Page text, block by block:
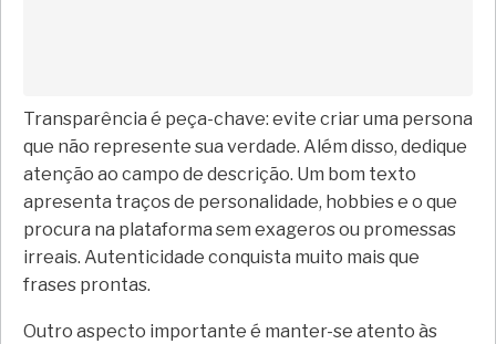
Transparência é peça-chave: evite criar uma persona
que não represente sua verdade. Além disso, dedique
atenção ao campo de descrição. Um bom texto
apresenta traços de personalidade, hobbies e o que
procura na plataforma sem exageros ou promessas
irreais. Autenticidade conquista muito mais que
frases prontas.
Outro aspecto importante é manter-se atento às